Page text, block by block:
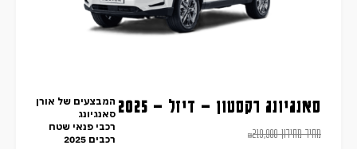
סאנגיונג רקסטון – דיזל – 2025
מחיר מחירון ₪219,900
המבצעים של אורן
סאנגיונג
רכבי פנאי שטח
רכבים 2025